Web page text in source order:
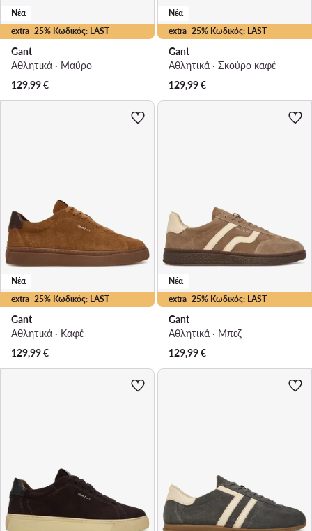
extra -25% Κωδικός: LAST
Νέα
Gant
Αθλητικά · Μαύρο
129,99€
extra -25% Κωδικός: LAST
Νέα
Gant
Αθλητικά · Σκούρο καφέ
129,99€
extra -25% Κωδικός: LAST
Νέα
Gant
Αθλητικά · Καφέ
129,99€
extra -25% Κωδικός: LAST
Νέα
Gant
Αθλητικά · Μπεζ
129,99€